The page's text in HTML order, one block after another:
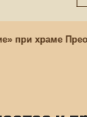
при храме